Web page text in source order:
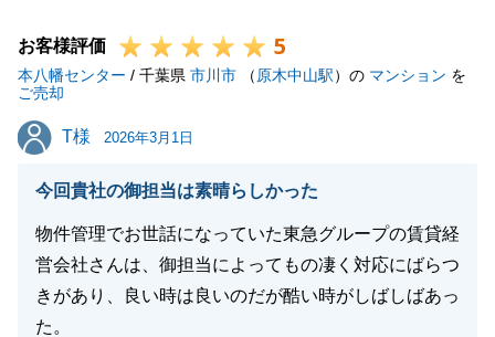
末長いお付き合いが出来れば幸いでございます。
今後ともよろしくお願い申し上げます。
お客様評価 5
本八幡センター / 千葉県 市川市 （ 原木中山駅）の マンション を
ご売却
T様
T様 2026年3月1日
今回貴社の御担当は素晴らしかった
物件管理でお世話になっていた東急グループの賃貸経
営会社さんは、御担当によってもの凄く対応にばらつ
きがあり、良い時は良いのだが酷い時がしばしばあっ
た。